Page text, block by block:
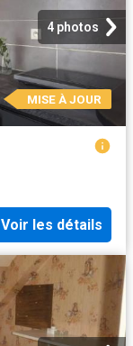
4 photos
MISE À JOUR
Voir les détails